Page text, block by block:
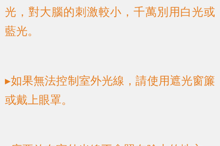
光，對大腦的刺激較小，千萬別用白光或
藍光。
▸如果無法控制室外光線，請使用遮光窗簾
或戴上眼罩。